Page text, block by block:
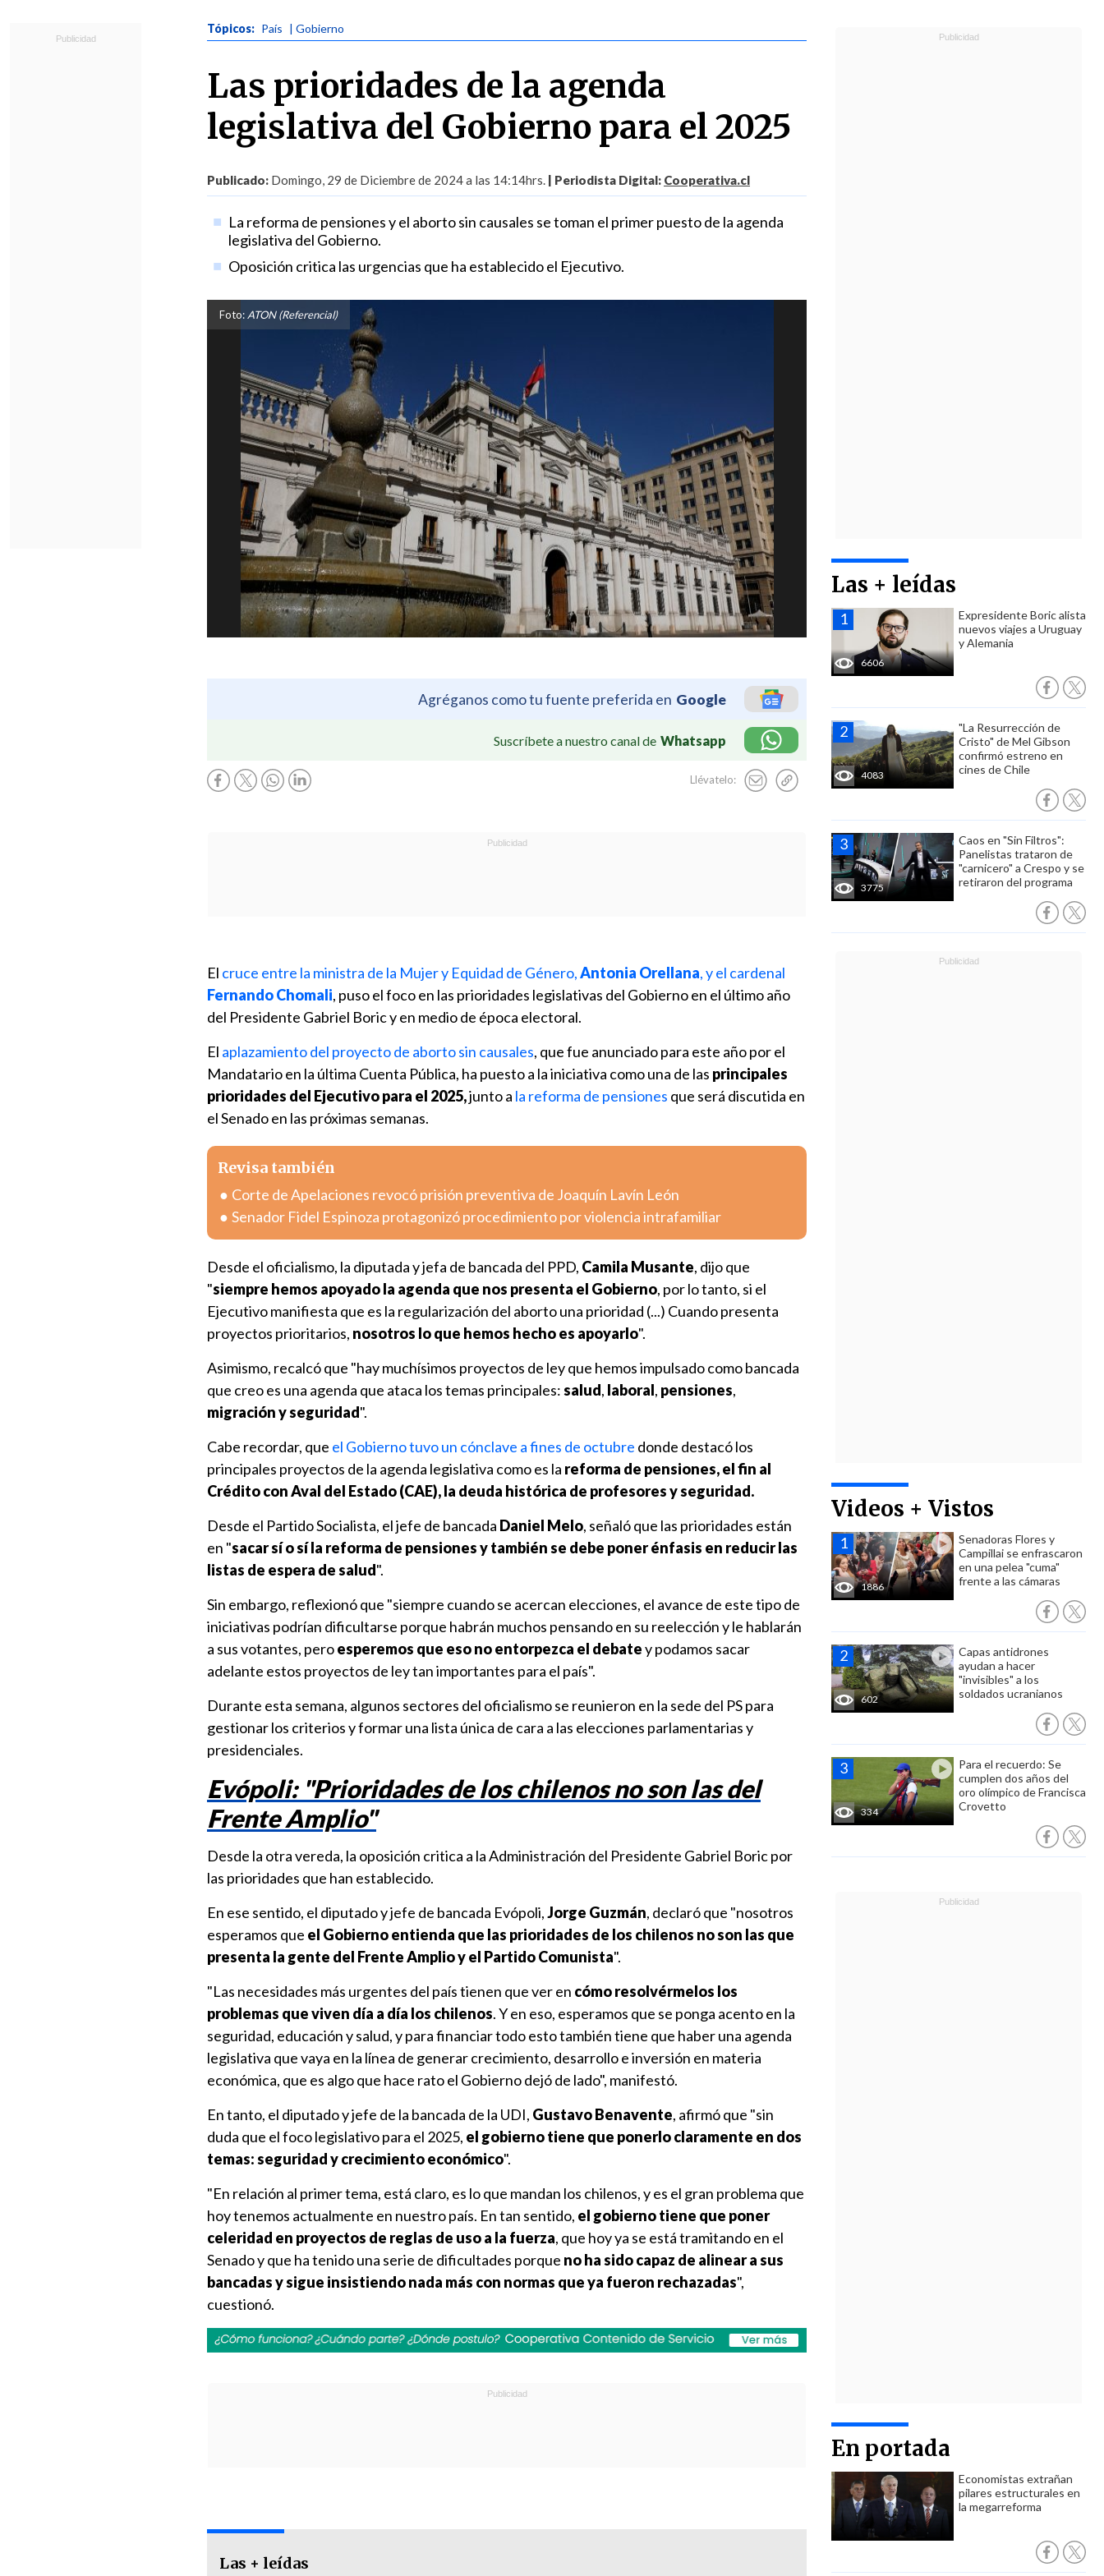
Tópicos: País | Gobierno
Las prioridades de la agenda
legislativa del Gobierno para el 2025
Publicado: Domingo, 29 de Diciembre de 2024 a las 14:14hrs. | Periodista Digital: Cooperativa.cl
La reforma de pensiones y el aborto sin causales se toman el primer puesto de la agenda
legislativa del Gobierno.
Oposición critica las urgencias que ha establecido el Ejecutivo.
Foto: ATON (Referencial)
Agréganos como tu fuente preferida en Google
Suscríbete a nuestro canal de Whatsapp
Llévatelo:
Las + leídas
6606
Expresidente Boric alista
nuevos viajes a Uruguay
y Alemania
4083
"La Resurrección de
Cristo" de Mel Gibson
confirmó estreno en
cines de Chile
3775
Caos en "Sin Filtros":
Panelistas trataron de
"carnicero" a Crespo y se
retiraron del programa
Videos + Vistos
1886
Senadoras Flores y
Campillai se enfrascaron
en una pelea "cuma"
frente a las cámaras
602
Capas antidrones
ayudan a hacer
"invisibles" a los
soldados ucranianos
334
Para el recuerdo: Se
cumplen dos años del
oro olímpico de Francisca
Crovetto
En portada
Economistas extrañan
pilares estructurales en
la megarreforma
El cruce entre la ministra de la Mujer y Equidad de Género,Antonia Orellana, y el cardenal
Fernando Chomali, puso el foco en las prioridades legislativas del Gobierno en el último año
del Presidente Gabriel Boric y en medio de época electoral.
El aplazamiento del proyecto de aborto sin causales, que fue anunciado para este año por el
Mandatario en la última Cuenta Pública, ha puesto a la iniciativa como una de las principales
prioridades del Ejecutivo para el 2025,junto a la reforma de pensiones que será discutida en
el Senado en las próximas semanas.
Revisa también
Corte de Apelaciones revocó prisión preventiva de Joaquín Lavín León
Senador Fidel Espinoza protagonizó procedimiento por violencia intrafamiliar
Desde el oficialismo, la diputada y jefa de bancada del PPD, Camila Musante, dijo que
"siempre hemos apoyado la agenda que nos presenta el Gobierno, por lo tanto, si el
Ejecutivo manifiesta que es la regularización del aborto una prioridad (...) Cuando presenta
proyectos prioritarios, nosotros lo que hemos hecho es apoyarlo".
Asimismo, recalcó que "hay muchísimos proyectos de ley que hemos impulsado como bancada
que creo es una agenda que ataca los temas principales:salud, laboral, pensiones,
migración y seguridad".
Cabe recordar, que el Gobierno tuvo un cónclave a fines de octubre donde destacó los
principales proyectos de la agenda legislativa como es la reforma de pensiones, el fin al
Crédito con Aval del Estado (CAE), la deuda histórica de profesores y seguridad.
Desde el Partido Socialista, el jefe de bancada Daniel Melo, señaló que las prioridades están
en "sacar sí o sí la reforma de pensiones y también se debe poner énfasis en reducir las
listas de espera de salud".
Sin embargo, reflexionó que "siempre cuando se acercan elecciones, el avance de este tipo de
iniciativas podrían dificultarse porque habrán muchos pensando en su reelección y le hablarán
a sus votantes, peroesperemos que eso no entorpezca el debatey podamos sacar
adelante estos proyectos de ley tan importantes para el país".
Durante esta semana, algunos sectores del oficialismo se reunieron en la sede del PS para
gestionar los criterios y formar una lista única de cara a las elecciones parlamentarias y
presidenciales.
Evópoli: "Prioridades de los chilenos no son las del
Frente Amplio"
Desde la otra vereda, la oposición critica a la Administración del Presidente Gabriel Boric por
las prioridades que han establecido.
En ese sentido, el diputado y jefe de bancada Evópoli,Jorge Guzmán, declaró que "nosotros
esperamos que el Gobierno entienda que las prioridades de los chilenos no son las que
presenta la gente del Frente Amplio y el Partido Comunista".
"Las necesidades más urgentes del país tienen que ver en cómo resolvérmelos los
problemas que viven día a día los chilenos. Y en eso, esperamos que se ponga acento en la
seguridad, educación y salud, y para financiar todo esto también tiene que haber una agenda
legislativa que vaya en la línea de generar crecimiento, desarrollo e inversión en materia
económica, que es algo que hace rato el Gobierno dejó de lado", manifestó.
En tanto, el diputado y jefe de la bancada de la UDI, Gustavo Benavente, afirmó que "sin
duda que el foco legislativo para el 2025, el gobierno tiene que ponerlo claramente en dos
temas: seguridad y crecimiento económico".
"En relación al primer tema, está claro, es lo que mandan los chilenos, y es el gran problema que
hoy tenemos actualmente en nuestro país. En tan sentido, el gobierno tiene que poner
celeridad en proyectos de reglas de uso a la fuerza, que hoy ya se está tramitando en el
Senado y que ha tenido una serie de dificultades porque no ha sido capaz de alinear a sus
bancadas y sigue insistiendo nada más con normas que ya fueron rechazadas",
cuestionó.
Las + leídas